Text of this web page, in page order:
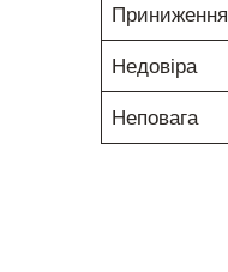
Приниження
Недовіра
Неповага